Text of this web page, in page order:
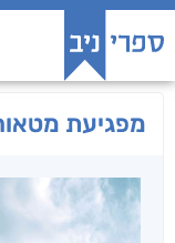
מפגיעת